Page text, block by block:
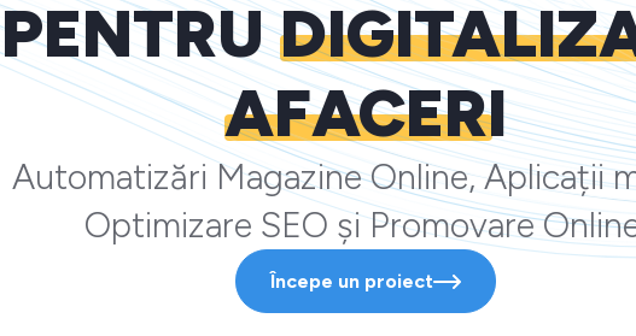
PENTRU
AFACERI
Automatizări Magazine Online, Aplicații
Optimizare SEO și Promovare
Începe un proiect